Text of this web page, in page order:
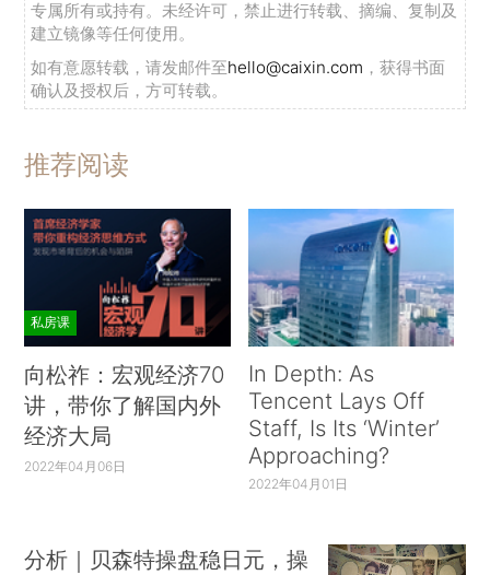
专属所有或持有。未经许可，禁止进行转载、摘编、复制及
建立镜像等任何使用。
如有意愿转载，请发邮件至hello@caixin.com ，获得书面
确认及授权后，方可转载。
推荐阅读
私房课
向松祚：宏观经济70
讲，带你了解国内外
经济大局
2022年04月06日
In Depth: As
Tencent Lays Off
Staff, Is Its ‘Winter’
Approaching?
2022年04月01日
分析｜贝森特操盘稳日元，操